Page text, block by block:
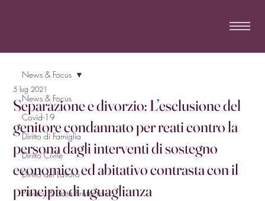
News & Focus
Covid-19
Diritto di Famiglia
Diritto Civile
Diritto del Lavoro
Privacy & Data Protection
News & Focus
Separazione e divorzio: L’esclusione del
genitore condannato per reati contro la
persona dagli interventi di sostegno
economico ed abitativo contrasta con il
principio di uguaglianza
5 lug 2021